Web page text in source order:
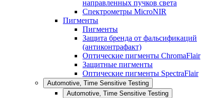
направленных пучков света
Спектрометры MicroNIR
Пигменты
Пигменты
Защита бренда от фальсификаций
(антиконтрафакт)
Оптические пигменты ChromaFlair
Защитные пигменты
Оптические пигменты SpectraFlair
Automotive, Time Sensitive Testing
Automotive, Time Sensitive Testing